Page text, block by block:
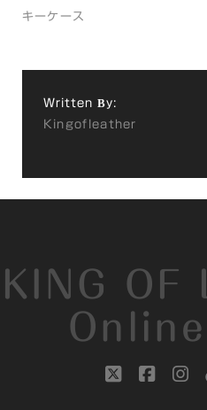
キーケース
Written By:
Kingofleather
KING OF
twitter